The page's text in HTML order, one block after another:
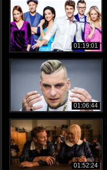
01:19:01
01:06:44
01:52:24